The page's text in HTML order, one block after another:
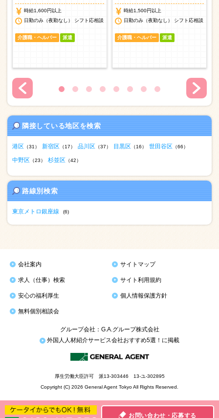
お問い合わせ・応募する
時給1,600円以上
日勤のみ（夜勤なし） シフト応相談
介護職・ヘルパー 派遣
時給1,500円以上
日勤のみ（夜勤なし） シフト応相談
介護職・ヘルパー 派遣
隣接している地区を検索
港区 （31） 新宿区 （17） 品川区 （37） 目黒区 （16） 世田谷区 （66）
中野区 （23） 杉並区 （42）
路線別検索
東京メトロ銀座線 (6)
会社案内 サイトマップ
求人（仕事）検索 サイト利用規約
安心の福利厚生 個人情報保護方針
無料個別相談会
グループ会社：G.A.グループ株式会社
外国人人材紹介サービス会社おすすめ5選！に掲載
厚生労働大臣許可 派13-303446 13-ユ-302895
Copyright (C) 2026 General Agent Tokyo All Rights Reserved.